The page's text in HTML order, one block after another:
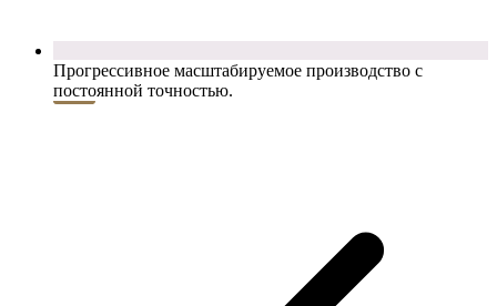
Прогрессивное масштабируемое производство с
постоянной точностью.